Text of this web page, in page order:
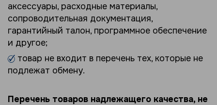
аксессуары, расходные материалы,
сопроводительная документация,
гарантийный талон, программное обеспечение
и другое;
товар не входит в перечень тех, которые не
подлежат обмену.
Перечень товаров надлежащего качества, не